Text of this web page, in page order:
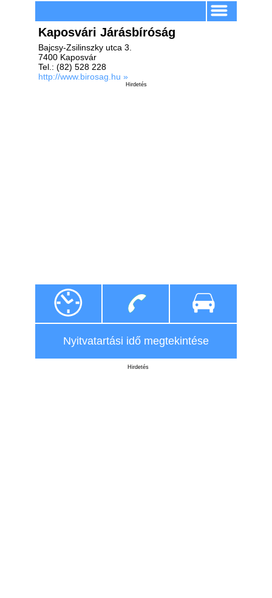
Kaposvári Járásbíróság
Bajcsy-Zsilinszky utca 3.
7400 Kaposvár
Tel.: (82) 528 228
http://www.birosag.hu »
Hirdetés
Nyitvatartási idő megtekintése
Hirdetés